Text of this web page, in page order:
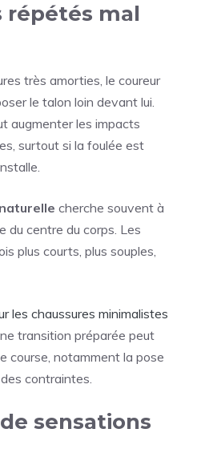
répétés mal
très amorties, le coureur
le talon loin devant lui.
augmenter les impacts
surtout si la foulée est
cherche souvent à
du centre du corps. Les
plus courts, plus souples,
les chaussures minimalistes
transition préparée peut
course, notamment la pose
contraintes.
sensations